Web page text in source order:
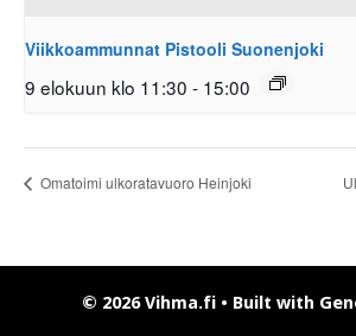
Viikkoammunnat Pistooli Suonenjoki
9 elokuun klo 11:30 - 15:00
Omatoimi ulkoratavuoro Heinjoki
© 2026 Vihma.fi• Built with